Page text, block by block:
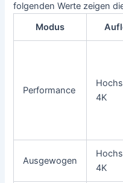
folgenden Werte zeigen
Modus
Performance
4K
Ausgewogen
4K